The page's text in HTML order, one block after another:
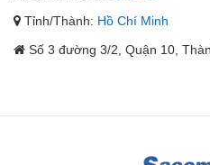
Tỉnh/Thành: Hồ Chí Minh
Số 3 đường 3/2, Quận 10,